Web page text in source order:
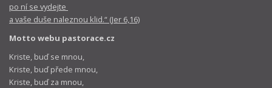
po ní se vydejte
a vaše duše naleznou klid.“ (Jer 6,16)
Motto webu pastorace.cz
Kriste, buď se mnou,
Kriste, buď přede mnou,
Kriste, buď za mnou,